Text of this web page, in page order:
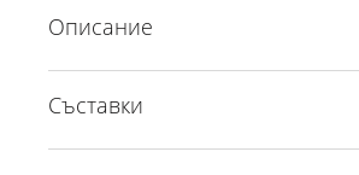
Описание
Съставки